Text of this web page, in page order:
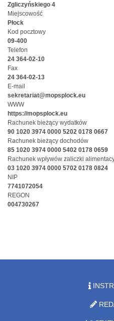
Zgliczyńskiego 4
Miejscowość
Płock
Kod pocztowy
09-400
Telefon
24 364-02-10
Fax
24 364-02-13
E-mail
sekretariat@mopsplock.eu
WWW
https://mopsplock.eu
Rachunek bieżący wydatków
90 1020 3974 0000 5202 0178 0667
Rachunek bieżący dochodów
85 1020 3974 0000 5402 0178 0659
Rachunek wpływów zaliczki
03 1020 3974 0000 5702 0178 0824
NIP
7741072054
REGON
004730267